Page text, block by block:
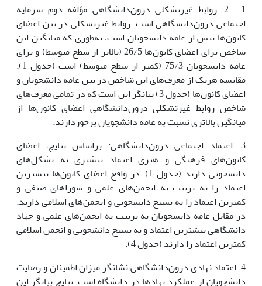
1 ـ 2. روابط غیرتشکلی درون‌دانشگاهی مؤلفه دوم سرمایه
اجتماعی درون‌دانشگاهی است. روابط غیرتشکلی در بین اعضای
کانون‌ها بیش از عامه دانشجویان است، به‌طوری که میانگین این
شاخص برای اعضای کانون‌ها 26/5 (بالاتر از سطح متوسط) و برای
عامه دانشجویان 75/3 (کمتر از سطح متوسط) است (جدول 1).
مقایسه هریک از معرف‌های این شاخص در بین عامه دانشجویان و
اعضای کانون‌ها (جدول 3) بیانگر این است که در تمامی معرف‌های
شاخص روابط غیرتشکلی درون‌دانشگاهی اعضای کانون‌ها از
میانگین بالاتری نسبت به عامه دانشجویان برخوردارند.
3. اعتماد اجتماعی درون‌دانشگاهی: براساس نتایج، اعضای
کانون‌های فرهنگی و هنری اعتماد بیشتری به تشکل‌های
دانشجویی دارند (جدول 1). در واقع اعضای کانون‌ها بیشترین
اعتماد را به ترتیب به انجمن‌های علمی و شوراهای صنفی و
کمترین اعتماد را به بسیج دانشجویی و انجمن‌های اسلامی دارند.
در مقابل عامه دانشجویان به ترتیب به انجمن‌های علمی و جهاد
دانشگاهی بیشترین اعتماد و به بسیج دانشجویی و انجمن اسلامی
کمترین اعتماد را دارند (جدول 4).
4. اعتماد نهادی درون‌دانشگاهی نشانگر میزان اطمینان و رضایت
دانشجویان از عملکرد نهادها در دانشگاه است. نتایج بیانگر این